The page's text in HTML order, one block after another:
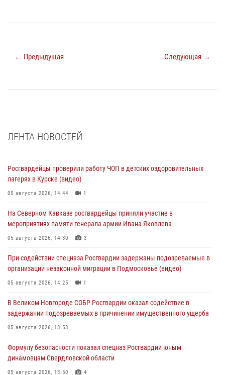
← Предыдущая Следующая →
ЛЕНТА НОВОСТЕЙ
Росгвардейцы проверили работу ЧОП в детских оздоровительных
лагерях в Курске (видео)
05 августа 2026, 14:44 1
На Северном Кавказе росгвардейцы приняли участие в
мероприятиях памяти генерала армии Ивана Яковлева
05 августа 2026, 14:30 3
При содействии спецназа Росгвардии задержаны подозреваемые в
организации незаконной миграции в Подмосковье (видео)
05 августа 2026, 14:25 1
В Великом Новгороде СОБР Росгвардии оказал содействие в
задержании подозреваемых в причинении имущественного ущерба
05 августа 2026, 13:53
Формулу безопасности показал спецназ Росгвардии юным
динамовцам Свердловской области
05 августа 2026, 13:50 4